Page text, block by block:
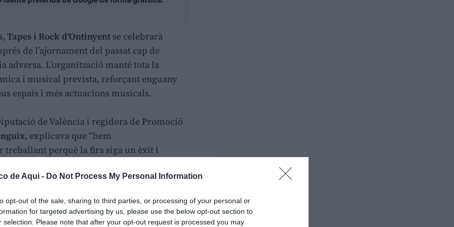
de Aqui - Do Not Process My Personal Information
opt-out of the sale, sharing to third parties, or processing of your personal or
for targeted advertising by us, please use the below opt-out section to
selection. Please note that after your opt-out request is processed you may
Tapes i Rock d’Ontinyent se celebrarà
de l’ajornament del passat cap de
adversa. L’organització manté tota la
i musical prevista, reforçant enguany
espais i més actuacions musicals.
de València i regidora de Promoció
, explicava que “hem
treballant perquè la fira siga un èxit i
les millors condicions possibles. Enguany
la part gastronòmica i musical amb
públics i moments del dia”.
d’oci a Ontinyent